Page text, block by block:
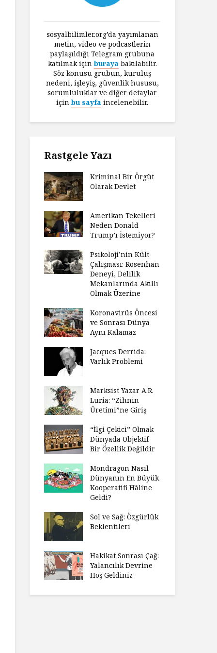
sosyalbilimler.org’da yayımlanan
metin, video ve podcastlerin
paylaşıldığı Telegram grubuna
katılmak içinburaya bakılabilir.
Söz konusu grubun, kuruluş
nedeni, işleyiş, güvenlik hususu,
sorumluluklar ve diğer detaylar
içinbu sayfa incelenebilir.
Rastgele Yazı
Kriminal Bir Örgüt
Olarak Devlet
Amerikan Tekelleri
Neden Donald
Trump’ı İstemiyor?
Psikoloji’nin Kült
Çalışması: Rosenhan
Deneyi, Delilik
Mekanlarında Akıllı
Olmak Üzerine
Koronavirüs Öncesi
ve Sonrası Dünya
Aynı Kalamaz
Jacques Derrida:
Varlık Problemi
Marksist Yazar A.R.
Luria: “Zihnin
Üretimi”ne Giriş
“İlgi Çekici” Olmak
Dünyada Objektif
Bir Özellik Değildir
Mondragon Nasıl
Dünyanın En Büyük
Kooperatifi Hâline
Geldi?
Sol ve Sağ: Özgürlük
Beklentileri
Hakikat Sonrası Çağ:
Yalancılık Devrine
Hoş Geldiniz